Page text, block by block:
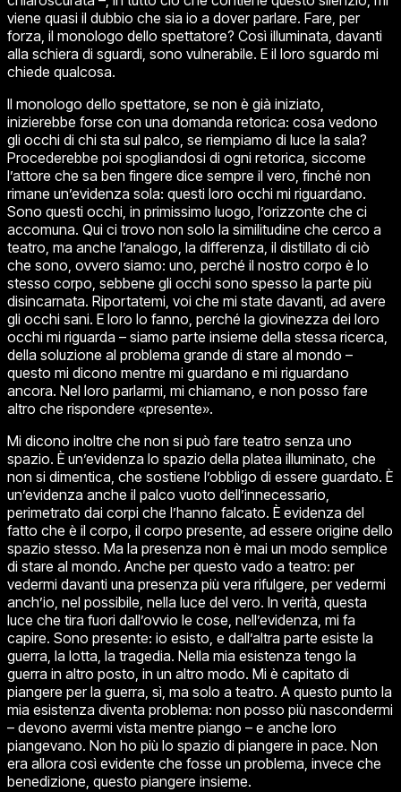
viene quasi il dubbio che sia io a dover parlare. Fare, per
forza, il monologo dello spettatore? Così illuminata, davanti
alla schiera di sguardi, sono vulnerabile. E il loro sguardo mi
chiede qualcosa.
Il monologo dello spettatore, se non è già iniziato,
inizierebbe forse con una domanda retorica: cosa vedono
gli occhi di chi sta sul palco, se riempiamo di luce la sala?
Procederebbe poi spogliandosi di ogni retorica, siccome
l’attore che sa ben fingere dice sempre il vero, finché non
rimane un’evidenza sola: questi loro occhi mi riguardano.
Sono questi occhi, in primissimo luogo, l’orizzonte che ci
accomuna. Qui ci trovo non solo la similitudine che cerco a
teatro, ma anche l’analogo, la differenza, il distillato di ciò
che sono, ovvero siamo: uno, perché il nostro corpo è lo
stesso corpo, sebbene gli occhi sono spesso la parte più
disincarnata. Riportatemi, voi che mi state davanti, ad avere
gli occhi sani. E loro lo fanno, perché la giovinezza dei loro
occhi mi riguarda – siamo parte insieme della stessa ricerca,
della soluzione al problema grande di stare al mondo –
questo mi dicono mentre mi guardano e mi riguardano
ancora. Nel loro parlarmi, mi chiamano, e non posso fare
altro che rispondere «presente».
Mi dicono inoltre che non si può fare teatro senza uno
spazio. È un’evidenza lo spazio della platea illuminato, che
non si dimentica, che sostiene l’obbligo di essere guardato. È
un’evidenza anche il palco vuoto dell’innecessario,
perimetrato dai corpi che l’hanno falcato. È evidenza del
fatto che è il corpo, il corpo presente, ad essere origine dello
spazio stesso. Ma la presenza non è mai un modo semplice
di stare al mondo. Anche per questo vado a teatro: per
vedermi davanti una presenza più vera rifulgere, per vedermi
anch’io, nel possibile, nella luce del vero. In verità, questa
luce che tira fuori dall’ovvio le cose, nell’evidenza, mi fa
capire. Sono presente: io esisto, e dall’altra parte esiste la
guerra, la lotta, la tragedia. Nella mia esistenza tengo la
guerra in altro posto, in un altro modo. Mi è capitato di
piangere per la guerra, sì, ma solo a teatro. A questo punto la
mia esistenza diventa problema: non posso più nascondermi
– devono avermi vista mentre piango – e anche loro
piangevano. Non ho più lo spazio di piangere in pace. Non
era allora così evidente che fosse un problema, invece che
benedizione, questo piangere insieme.